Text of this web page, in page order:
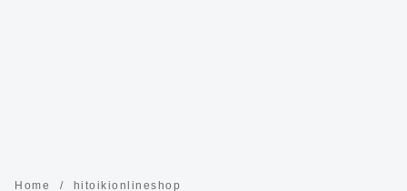
Home hitoikionlineshop